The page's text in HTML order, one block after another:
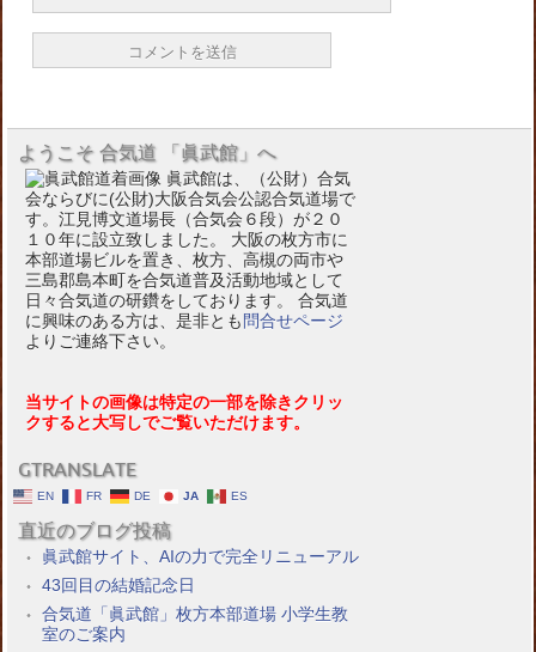
ようこそ 合気道 「眞武館」へ
眞武館は、（公財）合気
会ならびに(公財)大阪合気会公認合気道場で
す。江見博文道場長（合気会６段）が２０
１０年に設立致しました。 大阪の枚方市に
本部道場ビルを置き、枚方、高槻の両市や
三島郡島本町を合気道普及活動地域として
日々合気道の研鑽をしております。 合気道
に興味のある方は、是非とも 問合せページ
よりご連絡下さい。
当サイトの画像は特定の一部を除きクリッ
クすると大写しでご覧いただけます。
GTRANSLATE
EN FR DE JA ES
直近のブログ投稿
眞武館サイト、AIの力で完全リニューアル
43回目の結婚記念日
合気道「眞武館」枚方本部道場 小学生教
室のご案内